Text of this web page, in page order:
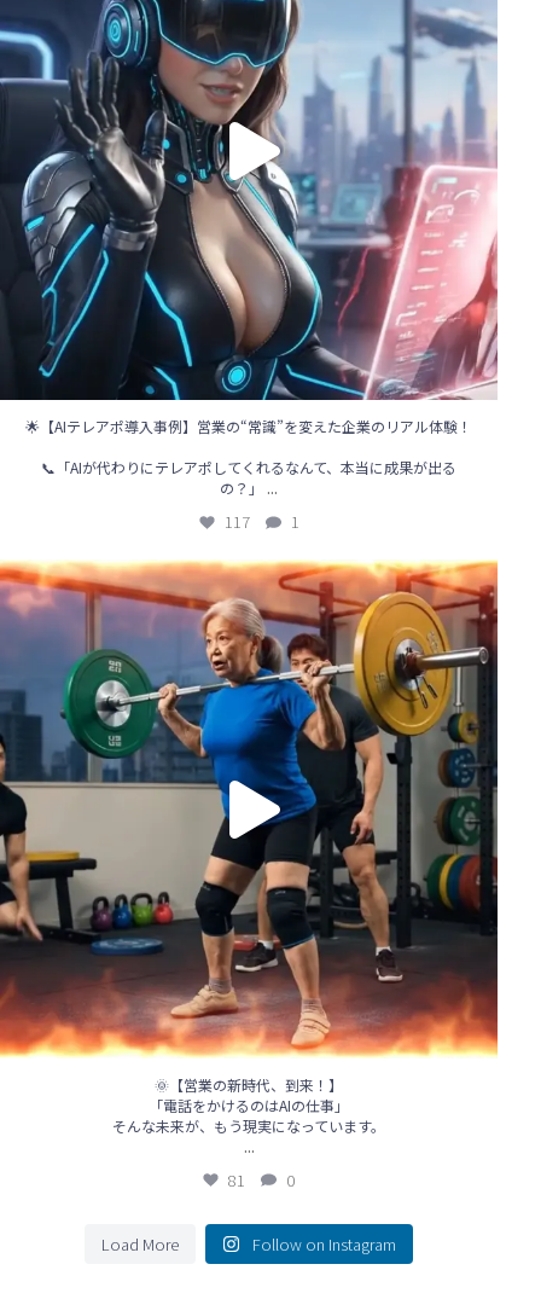
🌟【AIテレアポ導入事例】営業の“常識”を変えた企業のリアル体験！
📞「AIが代わりにテレアポしてくれるなんて、本当に成果が出る
の？」
...
117 1
🌞【営業の新時代、到来！】
「電話をかけるのはAIの仕事」...
81 0
🌞【営業の新時代、到来！】
「電話をかけるのはAIの仕事」
そんな未来が、もう現実になっています。
...
81 0
Load More Follow on Instagram